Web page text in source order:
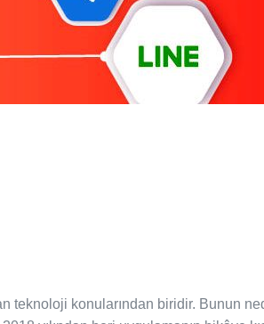
konularından biridir. Bunun